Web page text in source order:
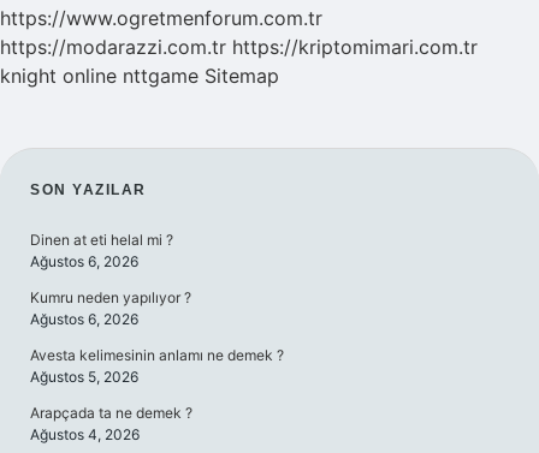
https://www.ogretmenforum.com.tr
https://modarazzi.com.tr https://kriptomimari.com.tr
knight online nttgame Sitemap
SIDEBAR
SON YAZILAR
Dinen at eti helal mi ?
Ağustos 6, 2026
Kumru neden yapılıyor ?
Ağustos 6, 2026
Avesta kelimesinin anlamı ne demek ?
Ağustos 5, 2026
Arapçada ta ne demek ?
Ağustos 4, 2026